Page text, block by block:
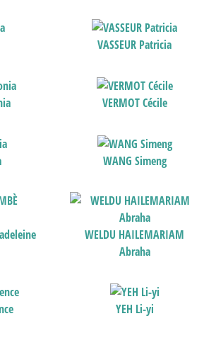
VASSEUR Patricia
VERMOT Cécile
WANG Simeng
WELDU HAILEMARIAM
Abraha
YEH Li-yi